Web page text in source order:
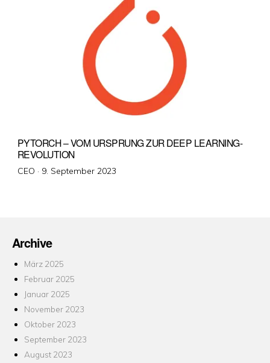
PYTORCH – VOM URSPRUNG ZUR DEEP LEARNING-
REVOLUTION
CEO · Veröffentlicht
9. September 2023
Archive
März 2025
Februar 2025
Januar 2025
November 2023
Oktober 2023
September 2023
August 2023